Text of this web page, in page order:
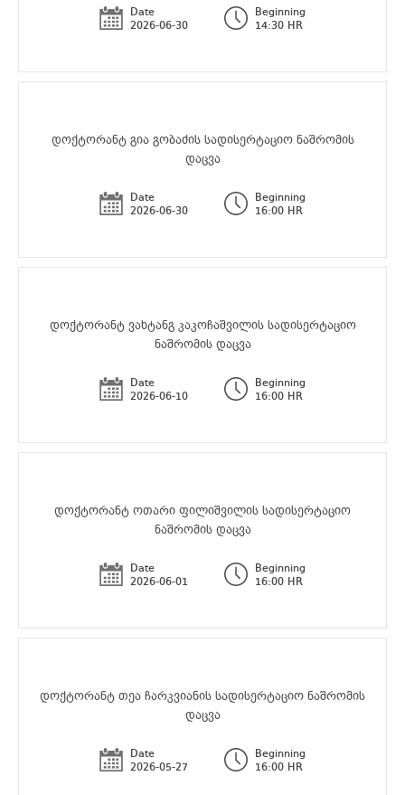
Date
2026-06-30
Beginning
14:30 HR
დოქტორანტ გია გობაძის სადისერტაციო ნაშრომის
დაცვა
Date
2026-06-30
Beginning
16:00 HR
დოქტორანტ ვახტანგ კაკოჩაშვილის სადისერტაციო
ნაშრომის დაცვა
Date
2026-06-10
Beginning
16:00 HR
დოქტორანტ ოთარი ფილიშვილის სადისერტაციო
ნაშრომის დაცვა
Date
2026-06-01
Beginning
16:00 HR
დოქტორანტ თეა ჩარკვიანის სადისერტაციო ნაშრომის
დაცვა
Date
2026-05-27
Beginning
16:00 HR